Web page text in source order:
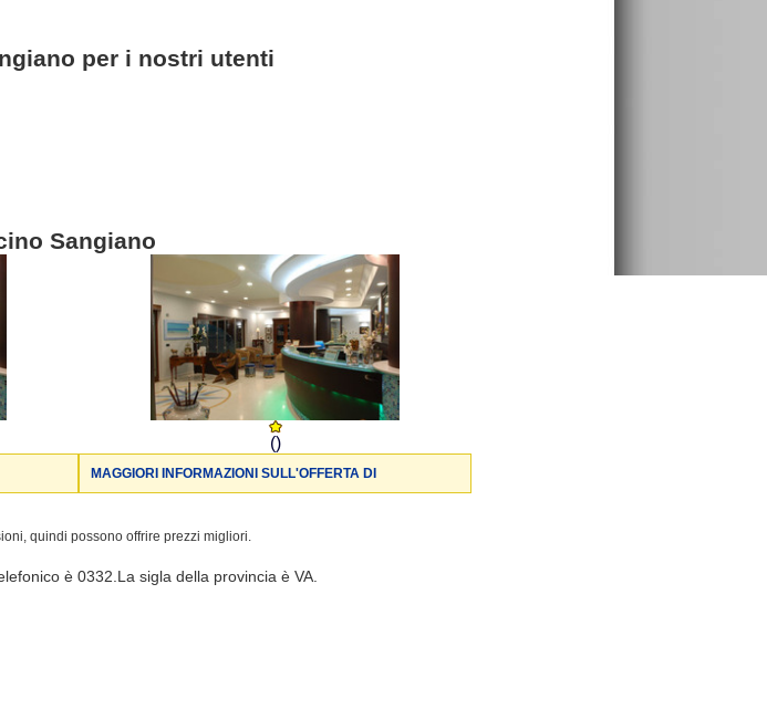
per i nostri utenti
Sangiano
()
MAGGIORI INFORMAZIONI SULL'OFFERTA DI
quindi possono offrire prezzi migliori.
è 0332.La sigla della provincia è VA.